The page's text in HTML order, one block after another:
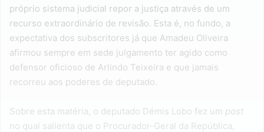
próprio sistema judicial repor a justiça através de um
recurso extraordinário de revisão. Esta é, no fundo, a
expectativa dos subscritores já que Amadeu Oliveira
afirmou sempre em sede julgamento ter agido como
defensor oficioso de Arlindo Teixeira e que jamais
recorreu aos poderes de deputado.
Sobre esta matéria, o deputado Démis Lobo fez um post
no qual salienta que o Procurador-Geral da República,